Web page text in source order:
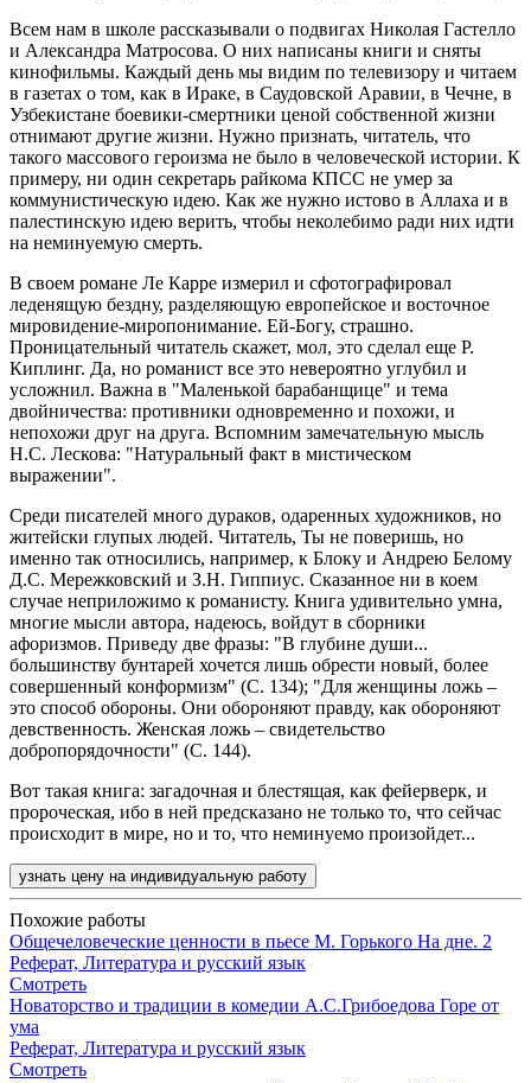
Всем нам в школе рассказывали о подвигах Николая Гастелло
и Александра Матросова. О них написаны книги и сняты
кинофильмы. Каждый день мы видим по телевизору и читаем
в газетах о том, как в Ираке, в Саудовской Аравии, в Чечне, в
Узбекистане боевики-смертники ценой собственной жизни
отнимают другие жизни. Нужно признать, читатель, что
такого массового героизма не было в человеческой истории. К
примеру, ни один секретарь райкома КПСС не умер за
коммунистическую идею. Как же нужно истово в Аллаха и в
палестинскую идею верить, чтобы неколебимо ради них идти
на неминуемую смерть.
В своем романе Ле Карре измерил и сфотографировал
леденящую бездну, разделяющую европейское и восточное
мировидение-миропонимание. Ей-Богу, страшно.
Проницательный читатель скажет, мол, это сделал еще Р.
Киплинг. Да, но романист все это невероятно углубил и
усложнил. Важна в "Маленькой барабанщице" и тема
двойничества: противники одновременно и похожи, и
непохожи друг на друга. Вспомним замечательную мысль
Н.С. Лескова: "Натуральный факт в мистическом
выражении".
Среди писателей много дураков, одаренных художников, но
житейски глупых людей. Читатель, Ты не поверишь, но
именно так относились, например, к Блоку и Андрею Белому
Д.С. Мережковский и З.Н. Гиппиус. Сказанное ни в коем
случае неприложимо к романисту. Книга удивительно умна,
многие мысли автора, надеюсь, войдут в сборники
афоризмов. Приведу две фразы: "В глубине души...
большинству бунтарей хочется лишь обрести новый, более
совершенный конформизм" (С. 134); "Для женщины ложь –
это способ обороны. Они обороняют правду, как обороняют
девственность. Женская ложь – свидетельство
добропорядочности" (С. 144).
Вот такая книга: загадочная и блестящая, как фейерверк, и
пророческая, ибо в ней предсказано не только то, что сейчас
происходит в мире, но и то, что неминуемо произойдет...
узнать цену на индивидуальную работу
Похожие работы
Общечеловеческие ценности в пьесе М. Горького На дне. 2
Реферат, Литература и русский язык
Смотреть
Новаторство и традиции в комедии А.С.Грибоедова Горе от
ума
Реферат, Литература и русский язык
Смотреть